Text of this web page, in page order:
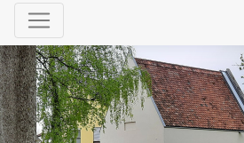
Hauptnavigation